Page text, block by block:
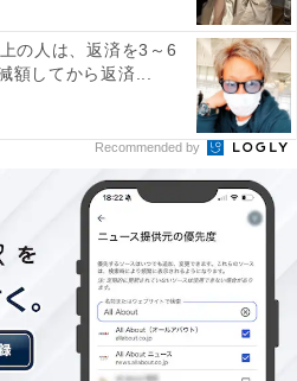
の人は、返済を3～6
額してから返済...
Recommended by